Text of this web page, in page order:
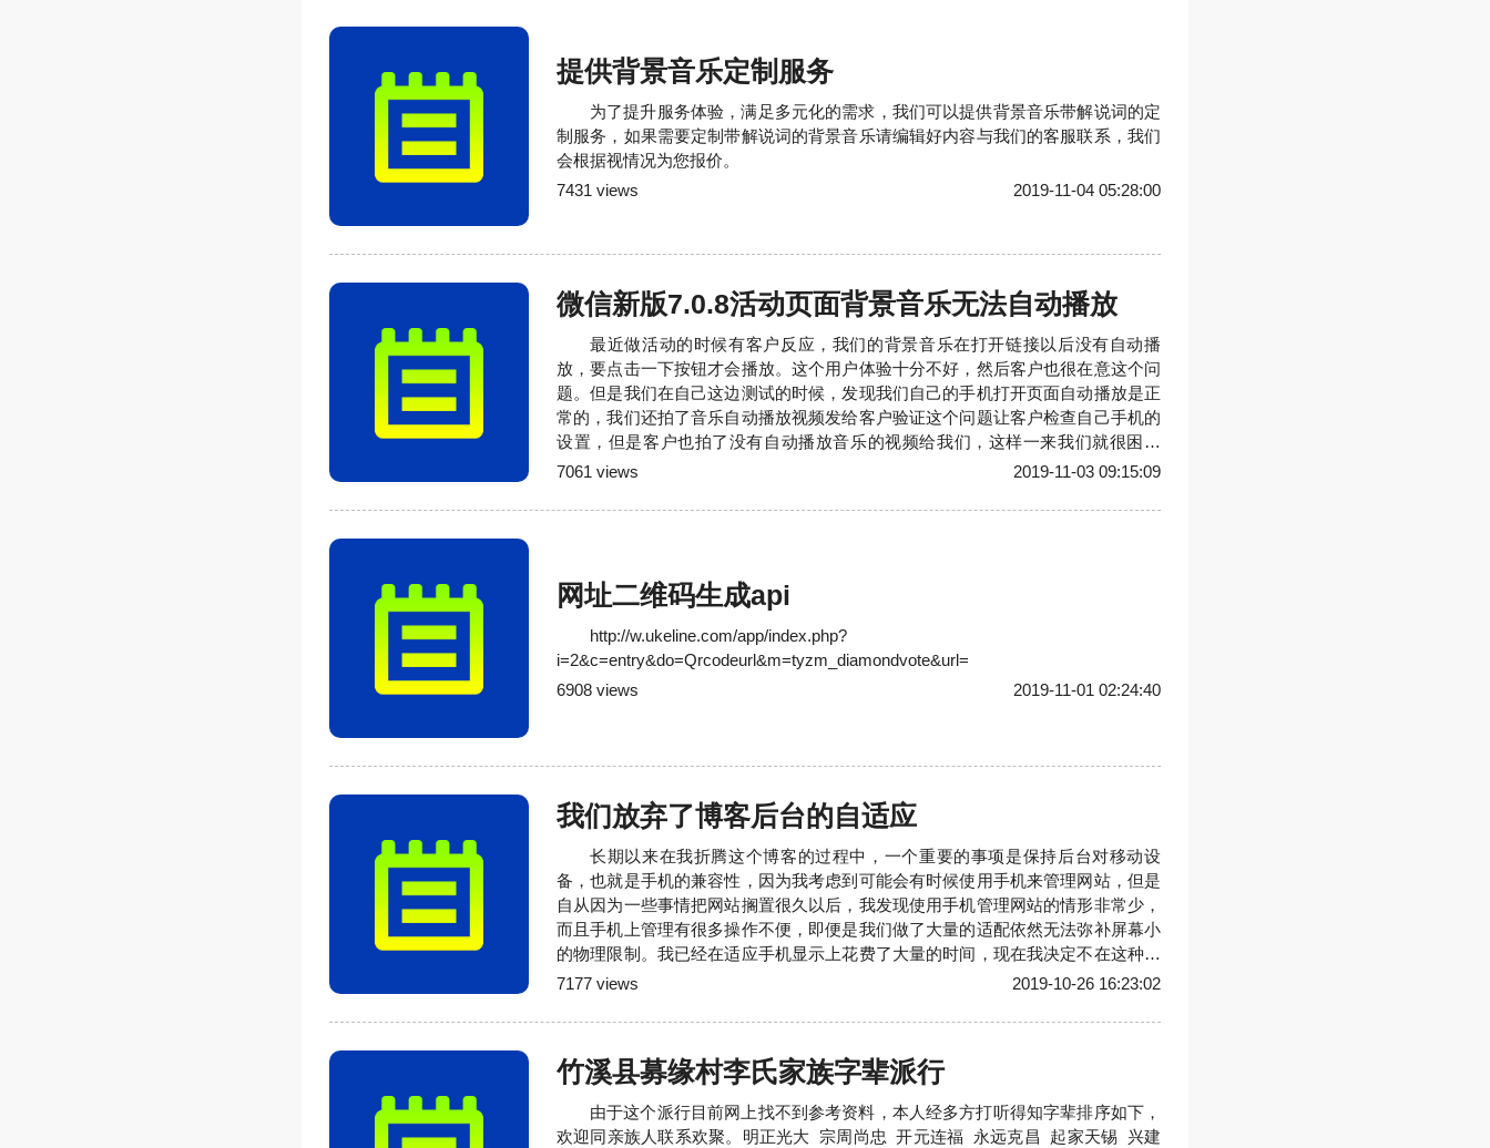
提供背景音乐定制服务
为了提升服务体验，满足多元化的需求，我们可以提供背景音乐带解说词的定
制服务，如果需要定制带解说词的背景音乐请编辑好内容与我们的客服联系，我们
会根据视情况为您报价。
7431 views
2019-11-04 05:28:00
微信新版7.0.8活动页面背景音乐无法自动播放
最近做活动的时候有客户反应，我们的背景音乐在打开链接以后没有自动播
放，要点击一下按钮才会播放。这个用户体验十分不好，然后客户也很在意这个问
题。但是我们在自己这边测试的时候，发现我们自己的手机打开页面自动播放是正
常的，我们还拍了音乐自动播放视频发给客户验证这个问题让客户检查自己手机的
设置，但是客户也拍了没有自动播放音乐的视频给我们，这样一来我们就很困惑
了，觉得这个事情没那么简单，但始终找不到原因。于是我们征用了全公司的人的
的，还有一部分人的手机打开就有音乐的。当我们一筹莫展的时候，无意中
7061 views 2019-11-03 09:15:09
网址二维码生成api
http://w.ukeline.com/app/index.php?
i=2&c=entry&do=Qrcodeurl&m=tyzm_diamondvote&url=
6908 views
2019-11-01 02:24:40
我们放弃了博客后台的自适应
长期以来在我折腾这个博客的过程中，一个重要的事项是保持后台对移动设
备，也就是手机的兼容性，因为我考虑到可能会有时候使用手机来管理网站，但是
自从因为一些事情把网站搁置很久以后，我发现使用手机管理网站的情形非常少，
而且手机上管理有很多操作不便，即便是我们做了大量的适配依然无法弥补屏幕小
的物理限制。我已经在适应手机显示上花费了大量的时间，现在我决定不在这种事
情上花费时间了，我放弃了博客后台对移动设备的兼容性，不再考虑使用手机打开
7177 views 2019-10-26 16:23:02
竹溪县募缘村李氏家族字辈派行
由于这个派行目前网上找不到参考资料，本人经多方打听得知字辈排序如下，
欢迎同亲族人联系欢聚。明正光大 宗周尚忠 开元连福 永远克昌 起家天锡 兴建